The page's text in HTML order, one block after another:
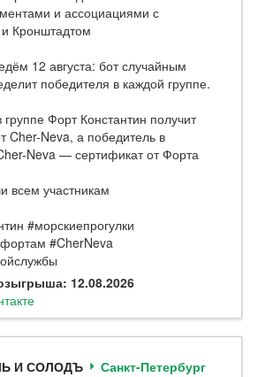
и ассоциациями с
Кронштадтом
12 августа: бот случайным
победителя в каждой группе.
Форт Константин получит
Cher-Neva, а победитель в
Neva — сертификат от Форта
всем участникам
#морскиепрогулки
#CherNeva
12.08.2026
И СОЛОДЪ Санкт-Петербург